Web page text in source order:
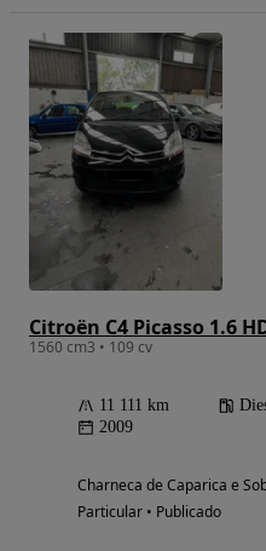
Citroën C4 Picasso 1.6
1560 cm3 • 109 cv
11 111 km
2009
Charneca de Caparica e
Particular • Publicado